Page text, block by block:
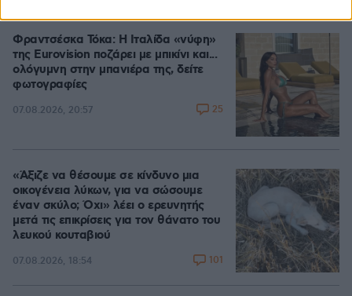
Φραντσέσκα Τόκα: Η Ιταλίδα «νύφη»
της Eurovision ποζάρει με μπικίνι και...
ολόγυμνη στην μπανιέρα της, δείτε
φωτογραφίες
07.08.2026, 20:57 25
«Άξιζε να θέσουμε σε κίνδυνο μια
οικογένεια λύκων, για να σώσουμε
έναν σκύλο; Όχι» λέει ο ερευνητής
μετά τις επικρίσεις για τον θάνατο του
λευκού κουταβιού
07.08.2026, 18:54 101